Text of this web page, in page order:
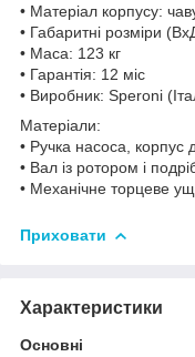
• Матеріал корпусу:
• Габаритні розміри
• Маса: 123 кг
• Гарантія: 12 міс
• Виробник: Speroni
Матеріали:
• Ручка насоса, корпус
• Вал із ротором і
• Механічне торцеве
Приховати
Характеристики
Основні